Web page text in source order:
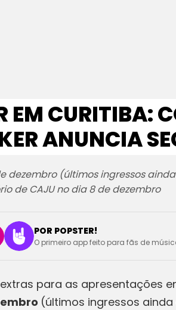
EM CURITIBA:
ANUNCIA
dezembro (últimos ingressos
de CAJU no dia 8 de dezembro
POR POPSTER!
O primeiro app feito para fãs de
para as apresentações
(últimos ingressos